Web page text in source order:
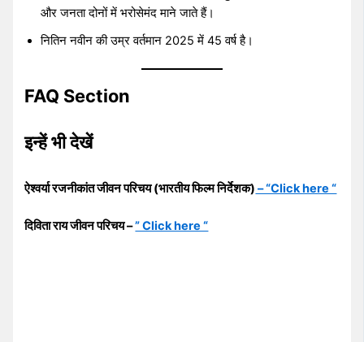
और जनता दोनों में भरोसेमंद माने जाते हैं।
नितिन नवीन की उम्र वर्तमान 2025 में 45 वर्ष है।
FAQ Section
इन्हें भी देखें
ऐश्वर्या रजनीकांत जीवन परिचय (भारतीय फिल्म निर्देशक) – “Click here “
दिविता राय जीवन परिचय –” Click here “